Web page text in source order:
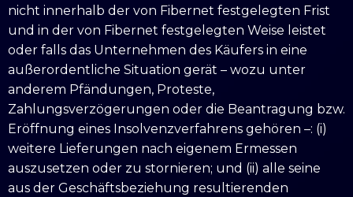
nicht innerhalb der von Fibernet festgelegten Frist
und in der von Fibernet festgelegten Weise leistet
oder falls das Unternehmen des Käufers in eine
außerordentliche Situation gerät – wozu unter
anderem Pfändungen, Proteste,
Zahlungsverzögerungen oder die Beantragung bzw.
Eröffnung eines Insolvenzverfahrens gehören –: (i)
weitere Lieferungen nach eigenem Ermessen
auszusetzen oder zu stornieren; und (ii) alle seine
aus der Geschäftsbeziehung resultierenden